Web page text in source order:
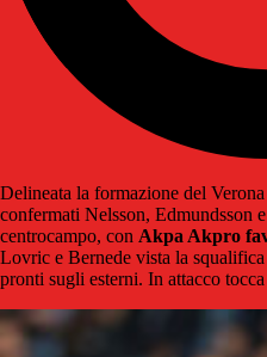
Delineata la formazione del
confermati Nelsson, Edmundsson
centrocampo, con Akpa Akpro
Lovric e Bernede vista la
pronti sugli esterni. In attacco